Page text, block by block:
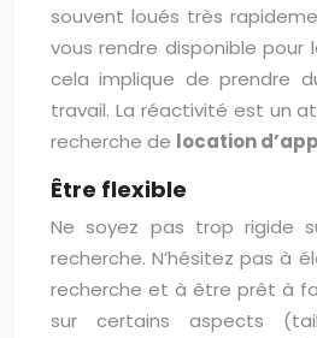
souvent loués très
vous rendre disponible pour
cela implique de prendre
travail. La réactivité est un
recherche de location
Être flexible
Ne soyez pas trop rigide
recherche. N’hésitez pas à
recherche et à être prêt à
sur certains aspects